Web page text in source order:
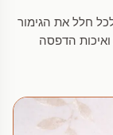
חלל את הגימור
הדפסה